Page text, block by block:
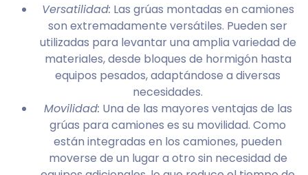
Versatilidad: Las grúas montadas en camiones
son extremadamente versátiles. Pueden ser
utilizadas para levantar una amplia variedad de
materiales, desde bloques de hormigón hasta
equipos pesados, adaptándose a diversas
necesidades.
Movilidad: Una de las mayores ventajas de las
grúas para camiones es su movilidad. Como
están integradas en los camiones, pueden
moverse de un lugar a otro sin necesidad de